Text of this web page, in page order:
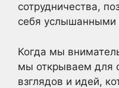
сотрудничества,
себя
Когда мы
мы открываем для
взглядов и идей,